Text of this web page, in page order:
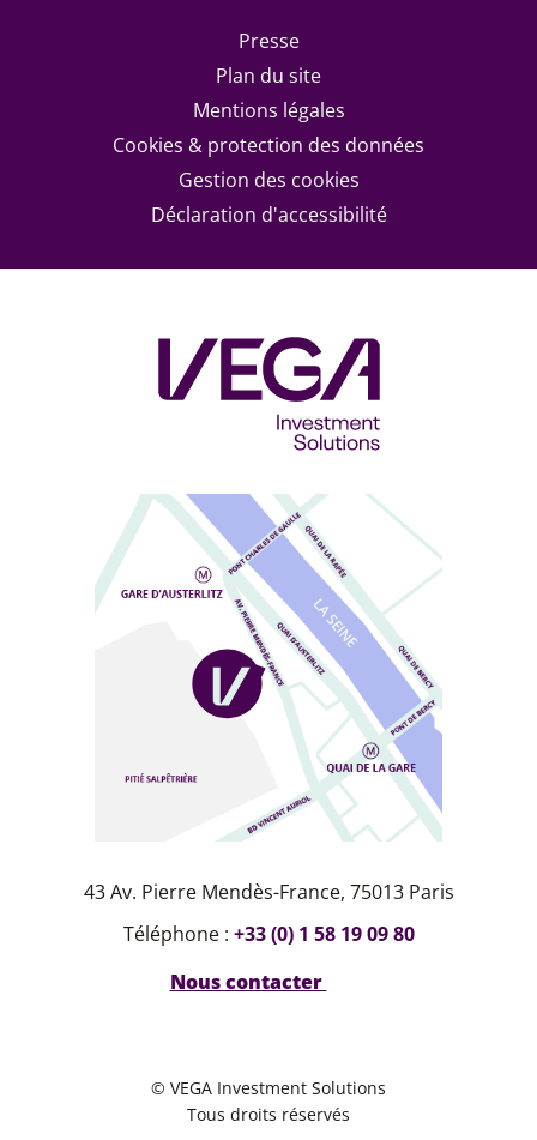
Presse
Plan du site
Mentions légales
Cookies & protection des données
Gestion des cookies
Déclaration d'accessibilité
43 Av. Pierre Mendès-France, 75013 Paris
Téléphone : +33 (0) 1 58 19 09 80
Nous contacter
© VEGA Investment Solutions
Tous droits réservés